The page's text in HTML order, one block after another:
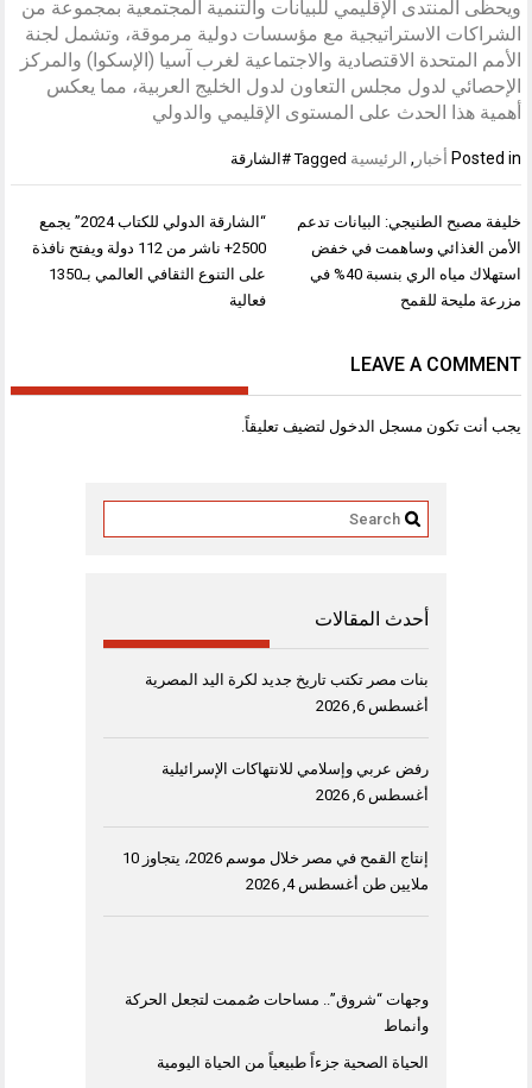
ويحظى المنتدى الإقليمي للبيانات والتنمية المجتمعية بمجموعة من
الشراكات الاستراتيجية مع مؤسسات دولية مرموقة، وتشمل لجنة
الأمم المتحدة الاقتصادية والاجتماعية لغرب آسيا (الإسكوا) والمركز
الإحصائي لدول مجلس التعاون لدول الخليج العربية، مما يعكس
أهمية هذا الحدث على المستوى الإقليمي والدولي
Posted in أخبار , الرئيسية Tagged #الشارقة
تصفّح
المقالات
“الشارقة الدولي للكتاب 2024” يجمع
2500+ ناشر من 112 دولة ويفتح نافذة
على التنوع الثقافي العالمي بـ1350
فعالية
خليفة مصبح الطنيجي: البيانات تدعم
الأمن الغذائي وساهمت في خفض
استهلاك مياه الري بنسبة 40% في
مزرعة مليحة للقمح
LEAVE A COMMENT
يجب أنت تكون مسجل الدخول لتضيف تعليقاً.
أحدث المقالات
بنات مصر تكتب تاريخ جديد لكرة اليد المصرية
أغسطس 6, 2026
رفض عربي وإسلامي للانتهاكات الإسرائيلية
أغسطس 6, 2026
إنتاج القمح في مصر خلال موسم 2026، يتجاوز 10
ملايين طن أغسطس 4, 2026
وجهات “شروق”.. مساحات صُممت لتجعل الحركة
وأنماط
الحياة الصحية جزءاً طبيعياً من الحياة اليومية